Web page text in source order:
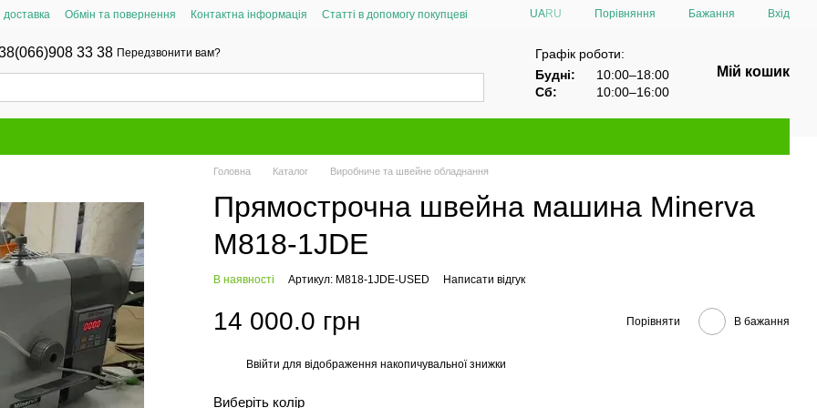
доставка Обмін та повернення Контактна інформація
Статті в допомогу покупцеві
UARU Порівняння Бажання Вхід
33 38 Передзвонити вам?
Графік роботи:
Будні:
10:00–18:00
Сб:
10:00–16:00
Мій кошик
Головна Каталог Виробниче та швейне обладнання
Прямострочна швейна машина Minerva
M818-1JDE
В наявності Артикул: M818-1JDE-USED Написати відгук
14 000.0 грн Порівняти В бажання
Ввійти для відображення накопичувальної знижки
Виберіть колір